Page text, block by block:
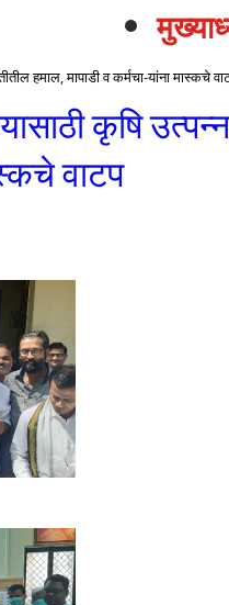
हमाल, मापाडी व कर्मचा-यांना मास्कचे
कृषि
वाटप